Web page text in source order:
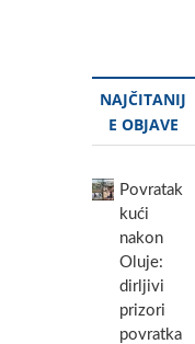
NAJČITANIJ
E OBJAVE
Povratak
kući
nakon
Oluje:
dirljivi
prizori
povratka